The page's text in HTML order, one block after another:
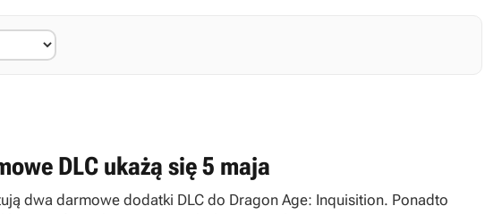
DLC ukażą się 5 maja
dwa darmowe dodatki DLC do Dragon Age: Inquisition. Ponadto